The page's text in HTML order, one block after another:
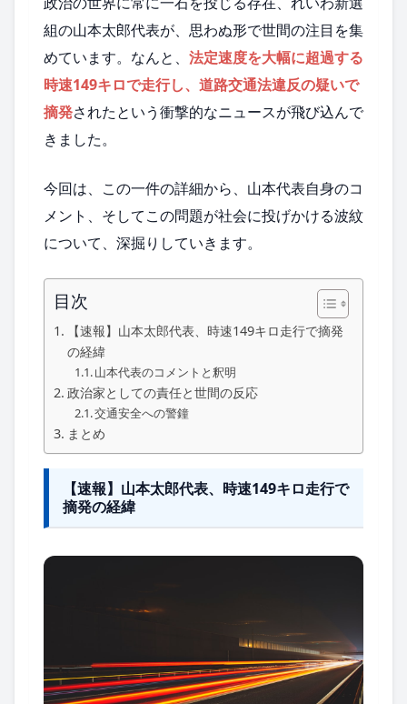
組の山本太郎代表が、思わぬ形で世間の注目を集
めています。なんと、 法定速度を大幅に超過する
時速149キロで走行し、道路交通法違反の疑いで
摘発されたという衝撃的なニュースが飛び込んで
きました。
今回は、この一件の詳細から、山本代表自身のコ
メント、そしてこの問題が社会に投げかける波紋
について、深掘りしていきます。
目次
【速報】山本太郎代表、時速149キロ走行で摘発
の経緯
山本代表のコメントと釈明
政治家としての責任と世間の反応
交通安全への警鐘
まとめ
【速報】山本太郎代表、時速149キロ走行で
摘発の経緯